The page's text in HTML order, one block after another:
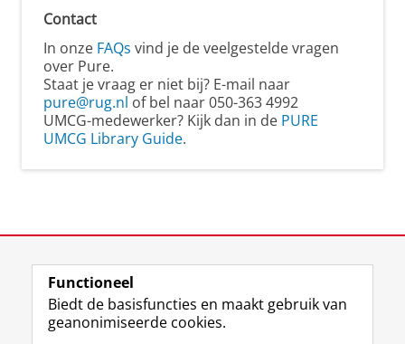
Contact
In onze FAQs vind je de veelgestelde vragen
over Pure.
Staat je vraag er niet bij? E-mail naar
pure@rug.nl of bel naar 050-363 4992
UMCG-medewerker? Kijk dan in de PURE
UMCG Library Guide.
View this page in:English
Functioneel
Biedt de basisfuncties en maakt gebruik van
geanonimiseerde cookies.